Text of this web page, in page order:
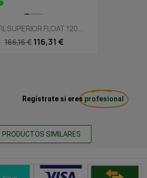
SUPERIOR FLOAT 120...
166,16 € 116,31 €
Regístrate si eres profesional
PRODUCTOS SIMILARES
de pago seguros